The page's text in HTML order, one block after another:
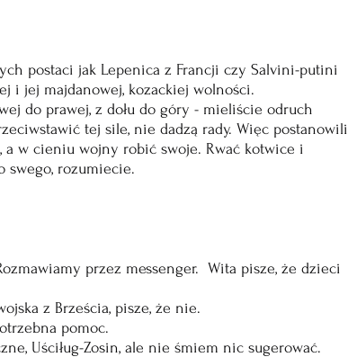
postaci jak Lepenica z Francji czy Salvini-putini
i jej majdanowej, kozackiej wolności.
do prawej, z dołu do góry - mieliście odruch
tej sile, nie dadzą rady. Więc postanowili
a w cieniu wojny robić swoje. Rwać kotwice i
swego, rozumiecie.
przez messenger.  Wita pisze, że dzieci
z Brześcia, pisze, że nie.
pomoc.
Uściług-Zosin, ale nie śmiem nic sugerować.